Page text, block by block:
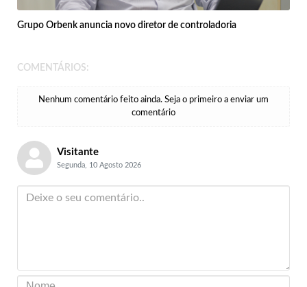
Grupo Orbenk anuncia novo diretor de controladoria
COMENTÁRIOS:
Nenhum comentário feito ainda. Seja o primeiro a enviar um
comentário
Visitante
Segunda, 10 Agosto 2026